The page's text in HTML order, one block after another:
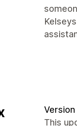
Version
This